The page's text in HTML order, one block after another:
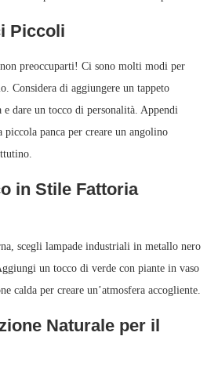
Piccoli
preoccuparti! Ci sono molti modi per
Considera di aggiungere un tappeto
dare un tocco di personalità. Appendi
piccola panca per creare un angolino
in Stile Fattoria
scegli lampade industriali in metallo nero
un tocco di verde con piante in vaso
calda per creare un’atmosfera accogliente.
Naturale per il